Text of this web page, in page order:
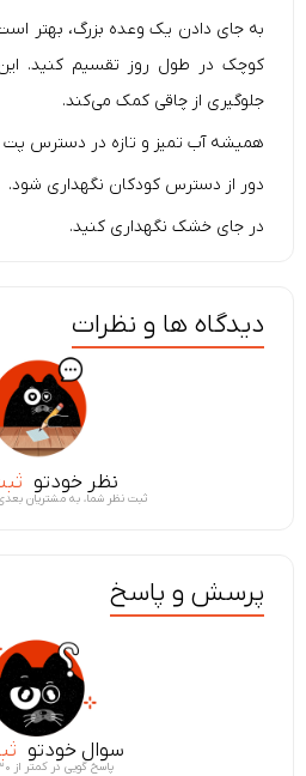
به جای دادن یک وعده بزرگ، بهتر
کوچک در طول روز تقسیم کنید.
جلوگیری از چاقی کمک می‌کند.
همیشه آب تمیز و تازه در دسترس پت
دور از دسترس کودکان نگهداری شود.
در جای خشک نگهداری کنید.
دیدگاه ها و نظرات
نظر خودتو
ثبت نظر شما، به مشتریان
پرسش و پاسخ
سوال خودتو
پاسخ گویی در کمتر از ۳۰ دقیقه